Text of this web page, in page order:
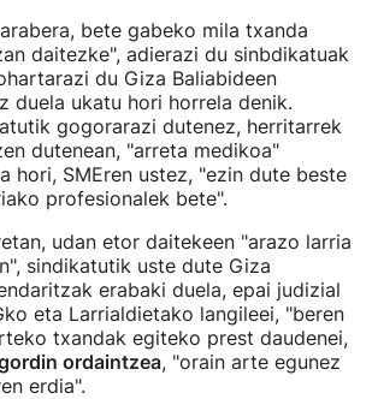
bete gabeko mila txanda
daitezke", adierazi du sinbdikatuak
du Giza Baliabideen
duela ukatu hori horrela denik.
gogorarazi dutenez, herritarrek
dutenean, "arreta medikoa"
hori, SMEren ustez, "ezin dute beste
profesionalek bete".
udan etor daitekeen "arazo larria
sindikatutik uste dute Giza
erabaki duela, epai judizial
eta Larrialdietako langileei, "beren
txandak egiteko prest daudenei,
ordaintzea, "orain arte egunez
erdia".